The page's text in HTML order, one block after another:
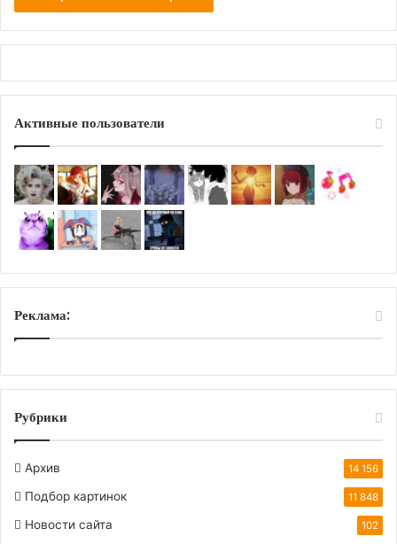
Активные пользователи
Реклама:
Рубрики
Архив 14 156
Подбор картинок 11 848
Новости сайта 102